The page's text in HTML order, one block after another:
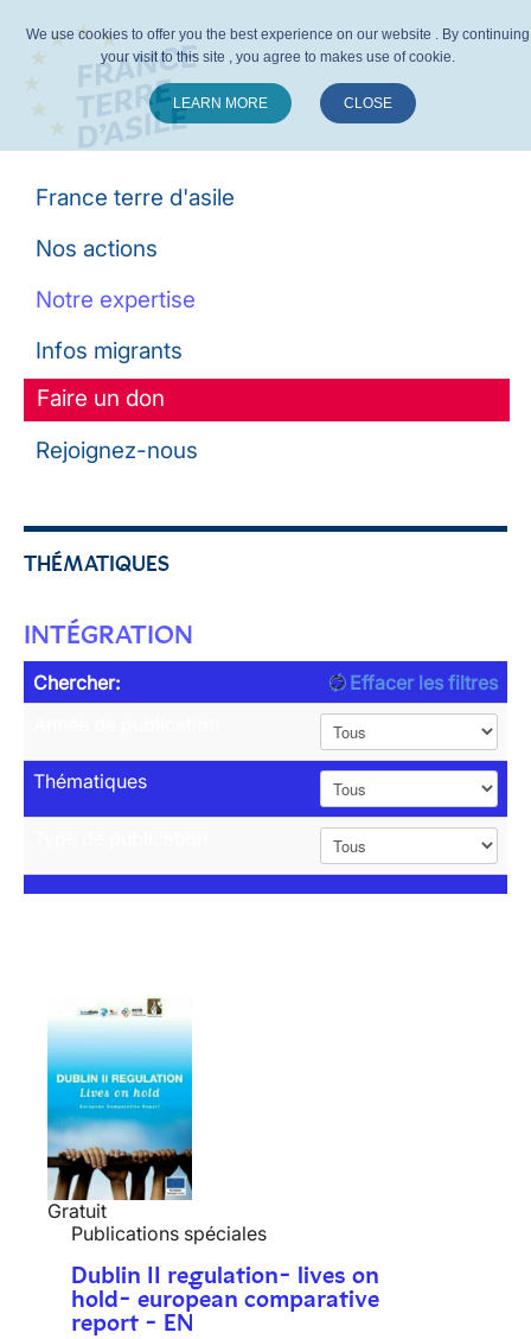
France terre d'asile
Nos actions
Notre expertise
Infos migrants
Faire un don
Rejoignez-nous
THÉMATIQUES
INTÉGRATION
Chercher:
Effacer les filtres
Thématiques
Gratuit
Publications spéciales
Dublin II regulation- lives on
hold- european comparative
report - EN
We use cookies to offer you the best experience on our website . By continuing
your visit to this site , you agree to makes use of cookie.
LEARN MORE CLOSE